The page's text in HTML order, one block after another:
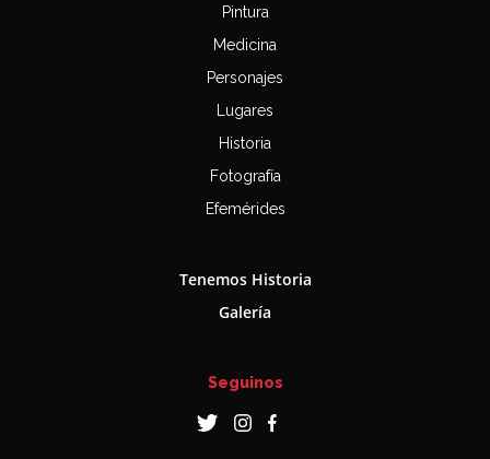
Pintura
Medicina
Personajes
Lugares
Historia
Fotografía
Efemérides
Tenemos Historia
Galería
Seguinos